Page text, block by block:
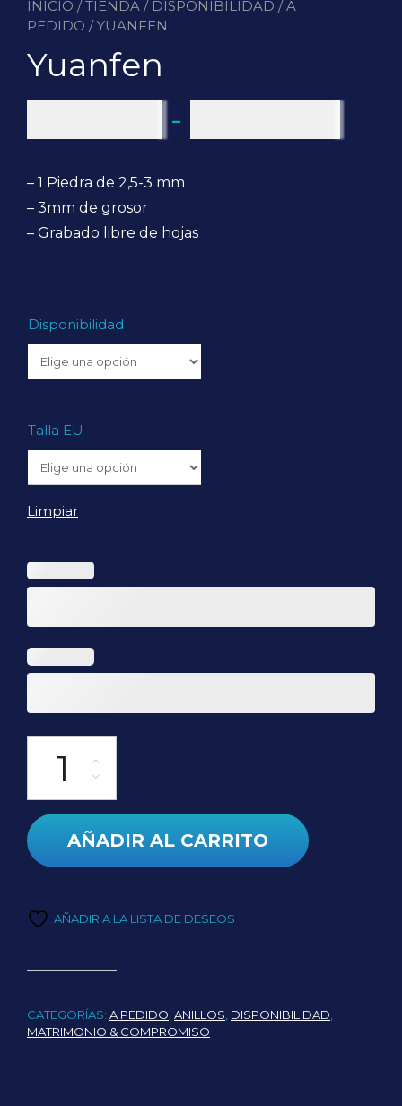
INICIO /TIENDA / DISPONIBILIDAD /A
PEDIDO / YUANFEN
Yuanfen
-
– 1 Piedra de 2,5-3 mm
– 3mm de grosor
– Grabado libre de hojas
Disponibilidad
Talla EU
Limpiar
AÑADIR AL CARRITO
AÑADIR A LA LISTA DE DESEOS
CATEGORÍAS: A PEDIDO,ANILLOS, DISPONIBILIDAD,
MATRIMONIO & COMPROMISO